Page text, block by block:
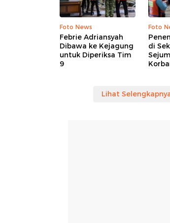
Foto News
Febrie Adriansyah
Dibawa ke Kejagung
untuk Diperiksa Tim
9
Foto
di
Lihat